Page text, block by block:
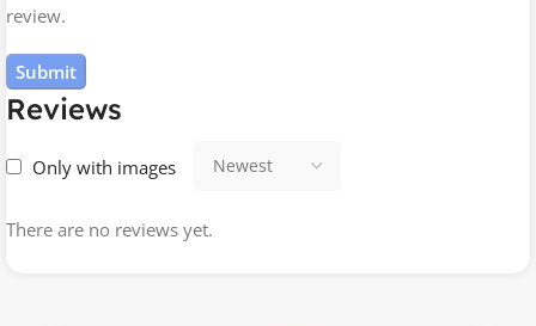
Reviews
Only with images
There are no reviews yet.
review.